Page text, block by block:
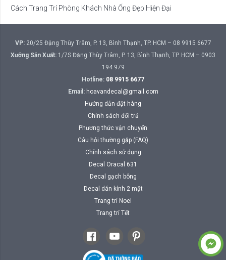
Cách Trang Trí Phòng Khách Nhà Ống Đẹp Hiện Đại
VP:20/25 Đặng Thùy Trâm, P. 13, Bình Thạnh, TP. HCM – 08 9915 6677
Xưởng Sản Xuất: 1/7S Đặng Thùy Trâm, P. 13, Bình Thạnh, TP. HCM – 0903
194 979
Hotline: 08 9915 6677
Email: hoavandecal@gmail.com
Hướng dẫn đặt hàng
Chính sách đổi trả
Phương thức vận chuyển
Câu hỏi thường gặp (FAQ)
Chính sách sử dụng
Decal Oracal 631
Decal gạch bông
Decal dán kính 2 mặt
Trang trí Noel
Trang trí Tết